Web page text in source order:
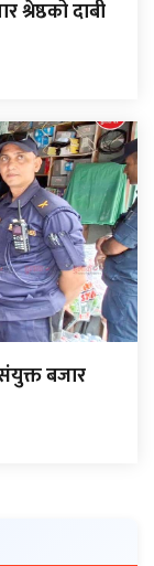
श्रेष्ठको दाबी
बजार